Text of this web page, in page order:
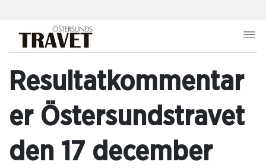
Resultatkommentar
er Östersundstravet
den 17 december